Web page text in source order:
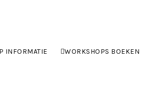
INFORMATIE WORKSHOPS BOEKEN